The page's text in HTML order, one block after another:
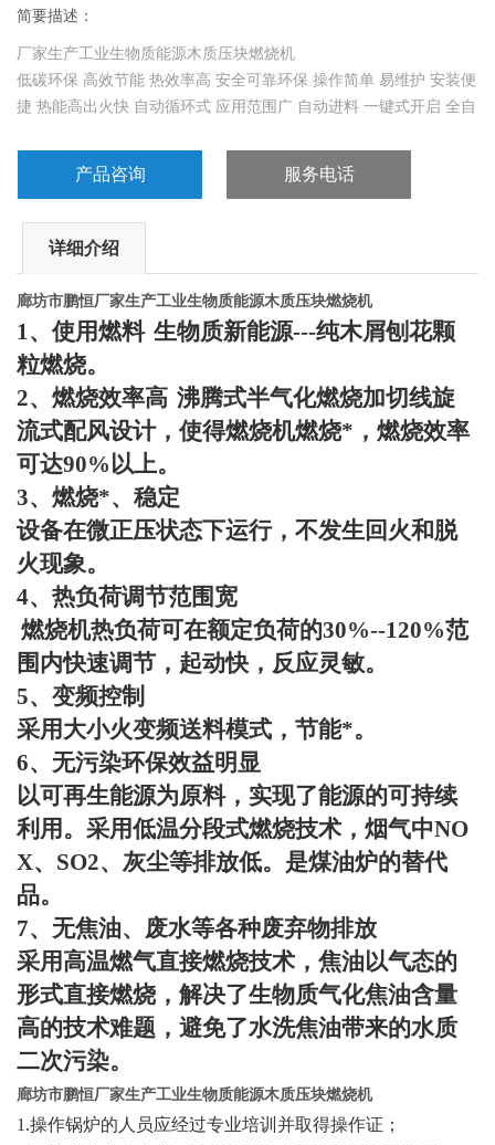
简要描述：
厂家生产工业生物质能源木质压块燃烧机
低碳环保 高效节能 热效率高 安全可靠环保 操作简单 易维护 安装便
捷 热能高出火快 自动循环式 应用范围广 自动进料 一键式开启 全自
产品咨询 服务电话
详细介绍
廊坊市鹏恒厂家生产工业生物质能源木质压块燃烧机
1、使用燃料 生物质新能源---纯木屑刨花颗
粒燃烧。
2、燃烧效率高 沸腾式半气化燃烧加切线旋
流式配风设计，使得燃烧机燃烧*，燃烧效率
可达90%以上。
3、燃烧*、稳定
设备在微正压状态下运行，不发生回火和脱
火现象。
4、热负荷调节范围宽
燃烧机热负荷可在额定负荷的30%--120%范
围内快速调节，起动快，反应灵敏。
5、变频控制
采用大小火变频送料模式，节能*。
6、无污染环保效益明显
以可再生能源为原料，实现了能源的可持续
利用。采用低温分段式燃烧技术，烟气中NO
X、 SO2、灰尘等排放低。是煤油炉的替代
品。
7、无焦油、废水等各种废弃物排放
采用高温燃气直接燃烧技术，焦油以气态的
形式直接燃烧，解决了生物质气化焦油含量
高的技术难题，避免了水洗焦油带来的水质
二次污染。
廊坊市鹏恒厂家生产工业生物质能源木质压块燃烧机
1.操作锅炉的人员应经过专业培训并取得操作证；